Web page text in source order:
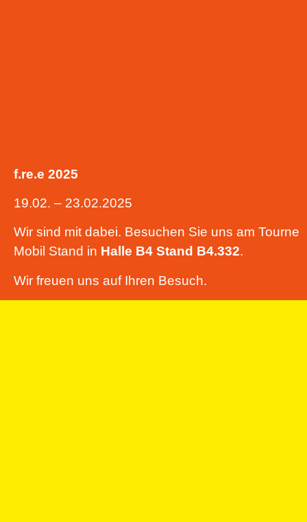
f.re.e 2025
19.02. – 23.02.2025
Wir sind mit dabei. Besuchen Sie uns am Tourne
Mobil Stand in Halle B4 Stand B4.332.
Wir freuen uns auf Ihren Besuch.